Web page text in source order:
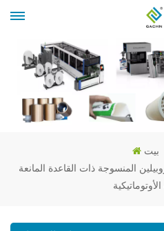
بيت
المنسوجة ذات القاعدة المانعة